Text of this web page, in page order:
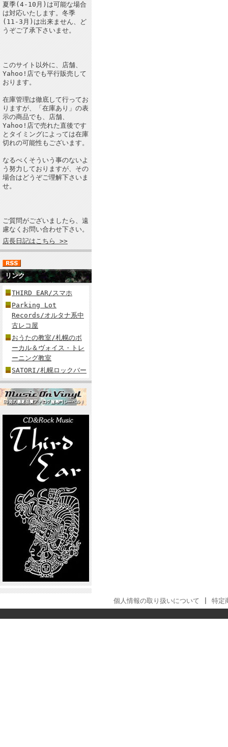
夏季(4-10月)は可能な場合
は対応いたします。冬季
(11-3月)は出来ません、ど
うぞご了承下さいませ。
このサイト以外に、店舗、
Yahoo!店でも平行販売して
おります。
在庫管理は徹底して行ってお
りますが、「在庫あり」の表
示の商品でも、店舗、
Yahoo!店で売れた直後です
とタイミングによっては在庫
切れの可能性もございます。
なるべくそういう事のないよ
う努力しておりますが、その
場合はどうぞご理解下さいま
せ。
ご質問がございましたら、遠
慮なくお問い合わせ下さい。
店長日記はこちら >>
リンク
THIRD EAR/スマホ
Parking Lot
Records/オルタナ系中
古レコ屋
おうたの教室/札幌のボ
ーカル＆ヴォイス・トレ
ーニング教室
SATORI/札幌ロックバー
個人情報の取り扱いについて 特定